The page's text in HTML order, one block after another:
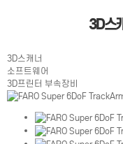
3D스
3D스캐너
소프트웨어
3D프린터 부속장비